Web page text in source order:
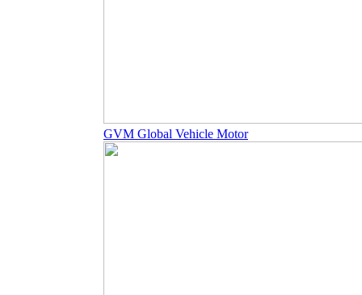
GVM Global Vehicle Motor